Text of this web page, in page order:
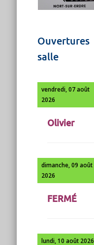
Ouvertures
salle
vendredi, 07 août
2026
Olivier
dimanche, 09 août
2026
FERMÉ
lundi, 10 août 2026